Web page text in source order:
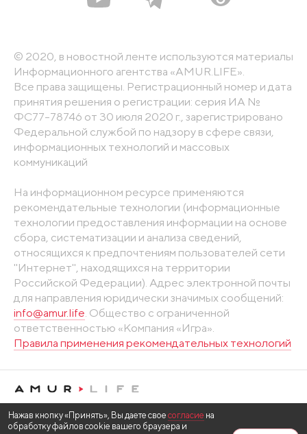
© 2020, в новостной ленте используются материалы
Информационного агентства «AMUR.LIFE».
Все права защищены. Регистрационный номер и дата
принятия решения о регистрации: серия ИА №
ФС77-78746 от 30 июля 2020 г., зарегистрировано
Федеральной службой по надзору в сфере связи,
информационных технологий и массовых
коммуникаций
На информационном ресурсе применяются
рекомендательные технологии (информационные
технологии предоставления информации на основе
сбора, систематизации и анализа сведений,
относящихся к предпочтениям пользователей сети
"Интернет", находящихся на территории
Российской Федерации). Адрес электронной почты
для направления юридически значимых сообщений:
info@amur.life. Общество с ограниченной
ответственностью «Компания «Игра».
Правила применения рекомендательных технологий
Нажав кнопку «Принять», Вы даете свое согласие на
обработку файлов cookie вашего браузера и